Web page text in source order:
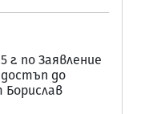
г. по Заявление
достъп до